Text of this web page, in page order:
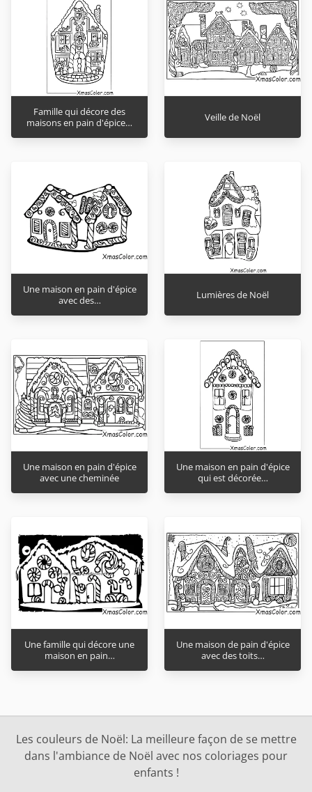
Famille qui décore des
maisons en pain d'épice…
Veille de Noël
Une maison en pain d'épice
avec des…
Lumières de Noël
Une maison en pain d'épice
avec une cheminée
Une maison en pain d'épice
qui est décorée…
Une famille qui décore une
maison en pain…
Une maison de pain d'épice
avec des toits…
Les couleurs de Noël: La meilleure façon de se mettre
dans l'ambiance de Noël avec nos coloriages pour
enfants !